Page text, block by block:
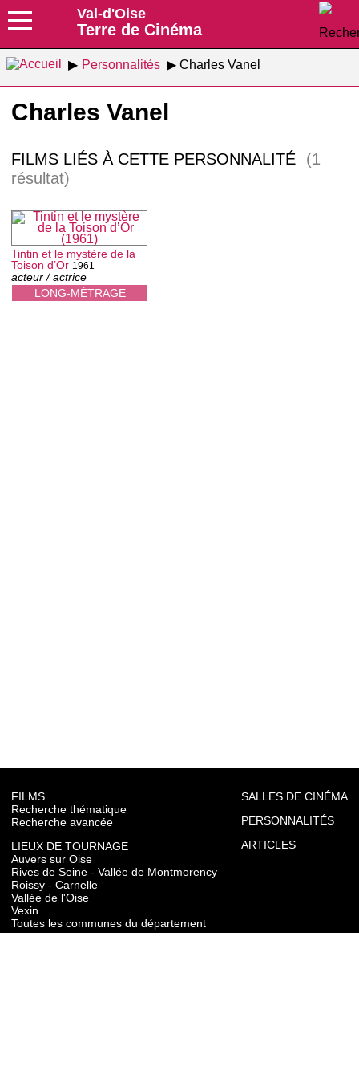
Val-d'Oise
Terre de Cinéma
Personnalités Charles Vanel
Charles Vanel
FILMS LIÉS À CETTE PERSONNALITÉ
(1
résultat)
LONG-MÉTRAGE
Tintin et le mystère de la
Toison d’Or 1961
acteur / actrice
FILMS
Recherche thématique
Recherche avancée
LIEUX DE TOURNAGE
Auvers sur Oise
Rives de Seine - Vallée de Montmorency
Roissy - Carnelle
Vallée de l'Oise
Vexin
Toutes les communes du département
SALLES DE CINÉMA
PERSONNALITÉS
ARTICLES